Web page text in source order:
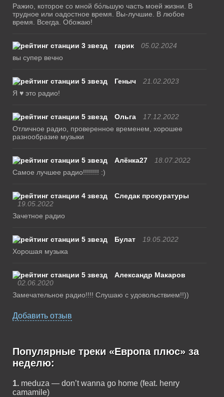
Ражио, которое со мной бо́льшую часть моей жизни. В
трудное или оадостное время. Вы-лучшие. В любое
время. Всегда. Обожаю!
гарик
05.02.2024
вы супер вечно
Геныч
21.02.2023
Я ♥ это радио!
Ольга
17.12.2022
Отличное радио, проверенное временем, хорошее
разнообразие музыки
Алёнка27
18.07.2022
Самое лучшее радио!!!!!!!! :)
Следак прокуратуры
19.05.2022
Зачетное радио
Булат
19.05.2022
Хорошая музыка
Александр Макаров
02.06.2020
Замечательное радио!!!! Слушаю с удовольствием!!))
Добавить отзыв
Популярные треки «Европа плюс» за
неделю:
1. meduza — don’t wanna go home (feat. henry
camamile)